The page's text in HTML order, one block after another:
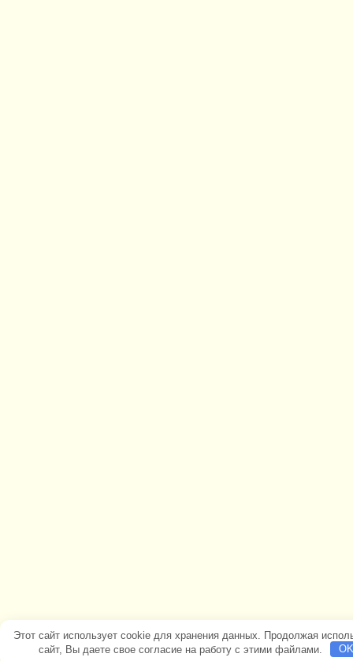
Этот сайт использует cookie для хранения данных. Продолжая
сайт, Вы даете свое согласие на работу с этими файлами.
OK